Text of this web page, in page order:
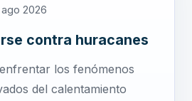
ago 2026
contra huracanes
los fenómenos
del calentamiento